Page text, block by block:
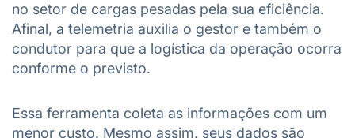
no setor de cargas pesadas pela sua eficiência.
Afinal, a telemetria auxilia o gestor e também o
condutor para que a logística da operação ocorra
conforme o previsto.
Essa ferramenta coleta as informações com um
menor custo. Mesmo assim, seus dados são